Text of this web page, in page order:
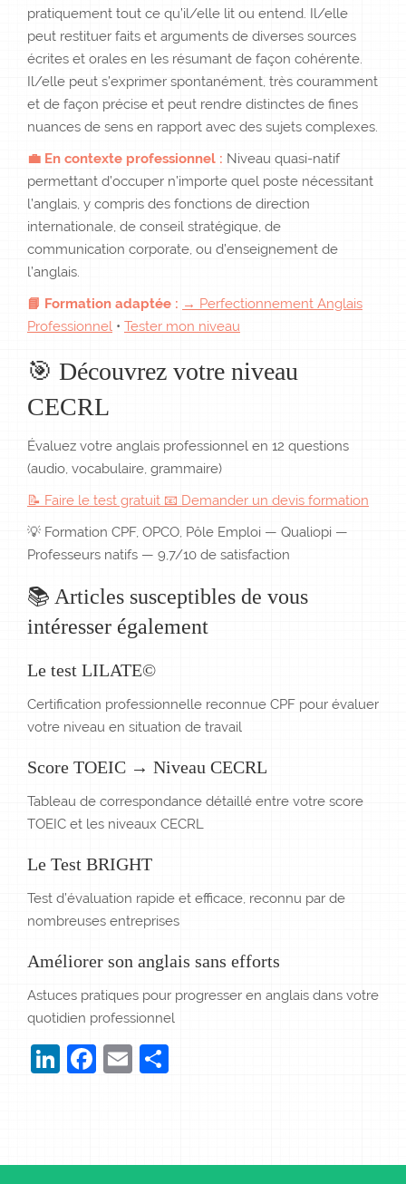
pratiquement tout ce qu’il/elle lit ou entend. Il/elle
peut restituer faits et arguments de diverses sources
écrites et orales en les résumant de façon cohérente.
Il/elle peut s’exprimer spontanément, très couramment
et de façon précise et peut rendre distinctes de fines
nuances de sens en rapport avec des sujets complexes.
💼 En contexte professionnel : Niveau quasi-natif
permettant d’occuper n’importe quel poste nécessitant
l’anglais, y compris des fonctions de direction
internationale, de conseil stratégique, de
communication corporate, ou d’enseignement de
l’anglais.
📘 Formation adaptée : → Perfectionnement Anglais
Professionnel • Tester mon niveau
🎯 Découvrez votre niveau
CECRL
Évaluez votre anglais professionnel en 12 questions
(audio, vocabulaire, grammaire)
📝 Faire le test gratuit 📧 Demander un devis formation
💡 Formation CPF, OPCO, Pôle Emploi — Qualiopi —
Professeurs natifs — 9,7/10 de satisfaction
📚 Articles susceptibles de vous
intéresser également
Le test LILATE©
Certification professionnelle reconnue CPF pour évaluer
votre niveau en situation de travail
Score TOEIC → Niveau CECRL
Tableau de correspondance détaillé entre votre score
TOEIC et les niveaux CECRL
Le Test BRIGHT
Test d’évaluation rapide et efficace, reconnu par de
nombreuses entreprises
Améliorer son anglais sans efforts
Astuces pratiques pour progresser en anglais dans votre
quotidien professionnel
LinkedIn
Facebook
Email